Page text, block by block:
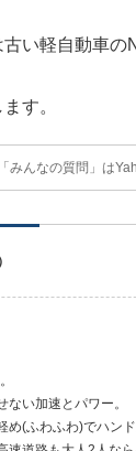
い軽自動車の
す。
「みんなの質問」は
ない加速とパワー。
め(ふわふわ)でハンド